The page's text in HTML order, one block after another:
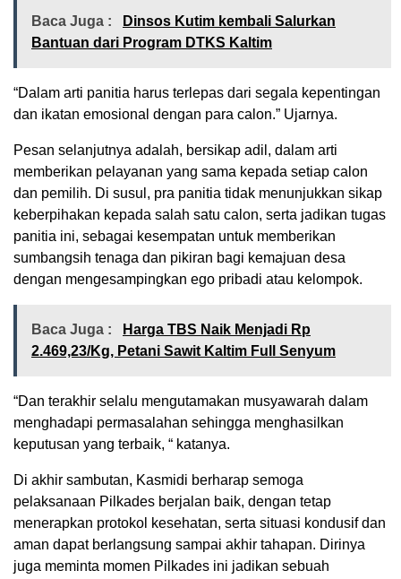
Baca Juga :
Dinsos Kutim kembali Salurkan
Bantuan dari Program DTKS Kaltim
“Dalam arti panitia harus terlepas dari segala kepentingan
dan ikatan emosional dengan para calon.” Ujarnya.
Pesan selanjutnya adalah, bersikap adil, dalam arti
memberikan pelayanan yang sama kepada setiap calon
dan pemilih. Di susul, pra panitia tidak menunjukkan sikap
keberpihakan kepada salah satu calon, serta jadikan tugas
panitia ini, sebagai kesempatan untuk memberikan
sumbangsih tenaga dan pikiran bagi kemajuan desa
dengan mengesampingkan ego pribadi atau kelompok.
Baca Juga :
Harga TBS Naik Menjadi Rp
2.469,23/Kg, Petani Sawit Kaltim Full Senyum
“Dan terakhir selalu mengutamakan musyawarah dalam
menghadapi permasalahan sehingga menghasilkan
keputusan yang terbaik, “ katanya.
Di akhir sambutan, Kasmidi berharap semoga
pelaksanaan Pilkades berjalan baik, dengan tetap
menerapkan protokol kesehatan, serta situasi kondusif dan
aman dapat berlangsung sampai akhir tahapan. Dirinya
juga meminta momen Pilkades ini jadikan sebuah